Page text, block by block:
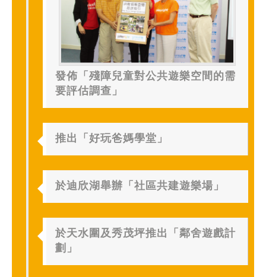
發佈「殘障兒童對公共遊樂空間的需
要評估調查」
推出「好玩爸媽學堂」
於迪欣湖舉辦「社區共建遊樂場」
於天水圍及秀茂坪推出「鄰舍遊戲計
劃」